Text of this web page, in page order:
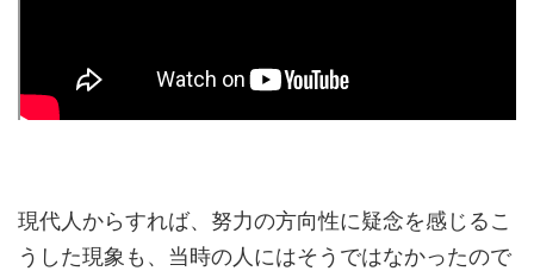
現代人からすれば、努力の方向性に疑念を感じるこ
うした現象も、当時の人にはそうではなかったので